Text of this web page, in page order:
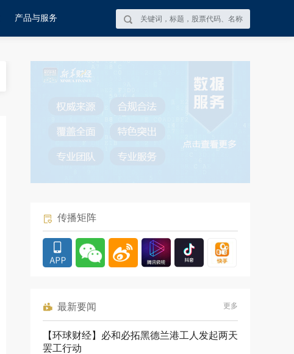
产品与服务
传播矩阵
最新要闻 更多
【环球财经】必和必拓黑德兰港工人发起两天
罢工行动